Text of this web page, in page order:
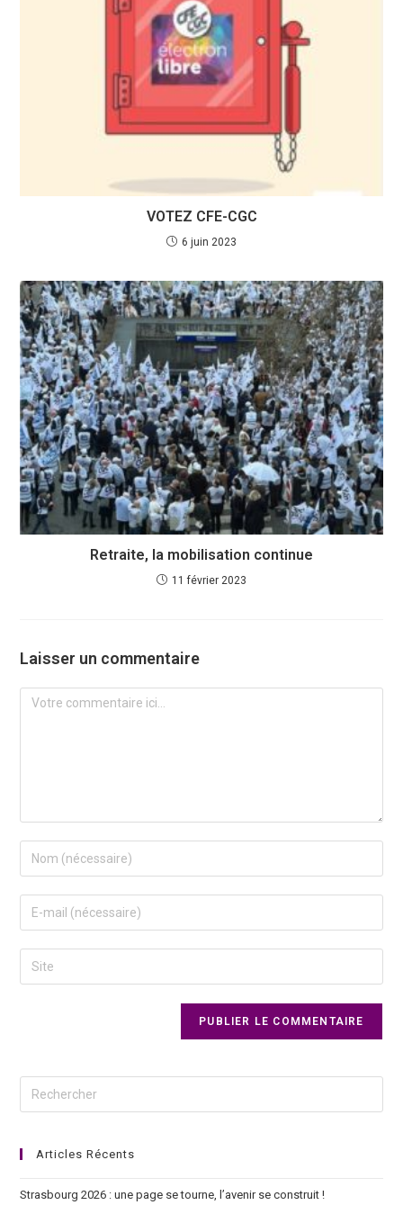
VOTEZ CFE-CGC
6 juin 2023
Retraite, la mobilisation continue
11 février 2023
Laisser un commentaire
Articles Récents
Strasbourg 2026 : une page se tourne, l’avenir se construit !